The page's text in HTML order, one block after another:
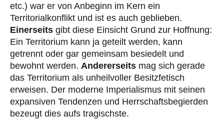
etc.) war er von Anbeginn im Kern ein
Territorialkonflikt und ist es auch geblieben.
Einerseits gibt diese Einsicht Grund zur Hoffnung:
Ein Territorium kann ja geteilt werden, kann
getrennt oder gar gemeinsam besiedelt und
bewohnt werden. Andererseits mag sich gerade
das Territorium als unheilvoller Besitzfetisch
erweisen. Der moderne Imperialismus mit seinen
expansiven Tendenzen und Herrschaftsbegierden
bezeugt dies aufs tragischste.